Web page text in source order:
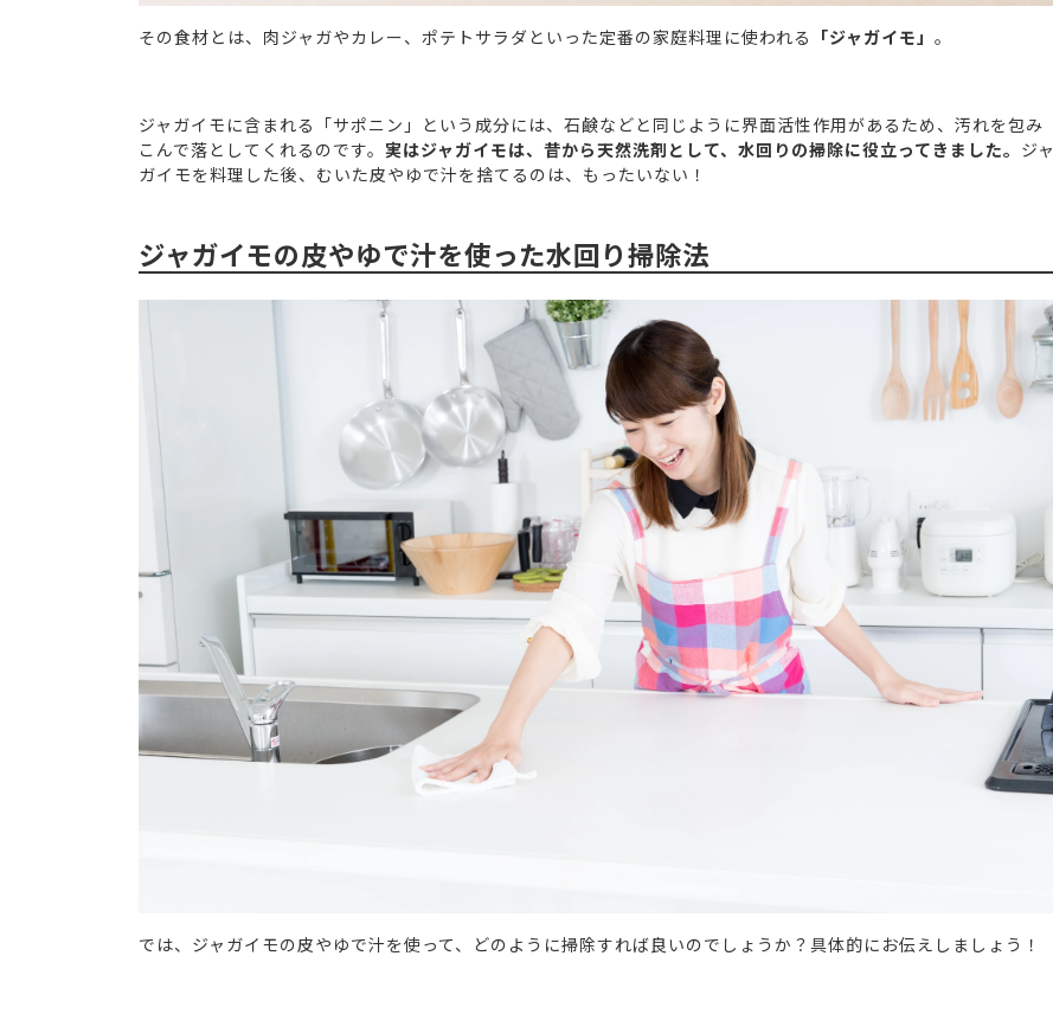
その食材とは、肉ジャガやカレー、ポテトサラダといった定番の家庭料理に使われる 「ジャガイモ」 。
ジャガイモに含まれる「サポニン」という成分には、石鹸などと同じように界面活性作用があるため、汚れを包み
こんで落としてくれるのです。 実はジャガイモは、昔から天然洗剤として、水回りの掃除に役立ってきました。 ジャ
ガイモを料理した後、むいた皮やゆで汁を捨てるのは、もったいない！
ジャガイモの皮やゆで汁を使った水回り掃除法
では、ジャガイモの皮やゆで汁を使って、どのように掃除すれば良いのでしょうか？具体的にお伝えしましょう！